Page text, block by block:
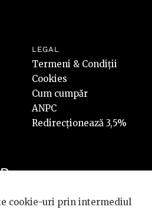
LEGAL
Termeni & Condiții
Cookies
Cum cumpăr
ANPC
Redirecționează 3,5%
cookie-uri prin intermediul